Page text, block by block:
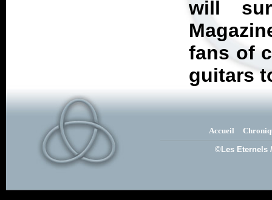
will
fans of
guitars
Accueil
©Les Eternels